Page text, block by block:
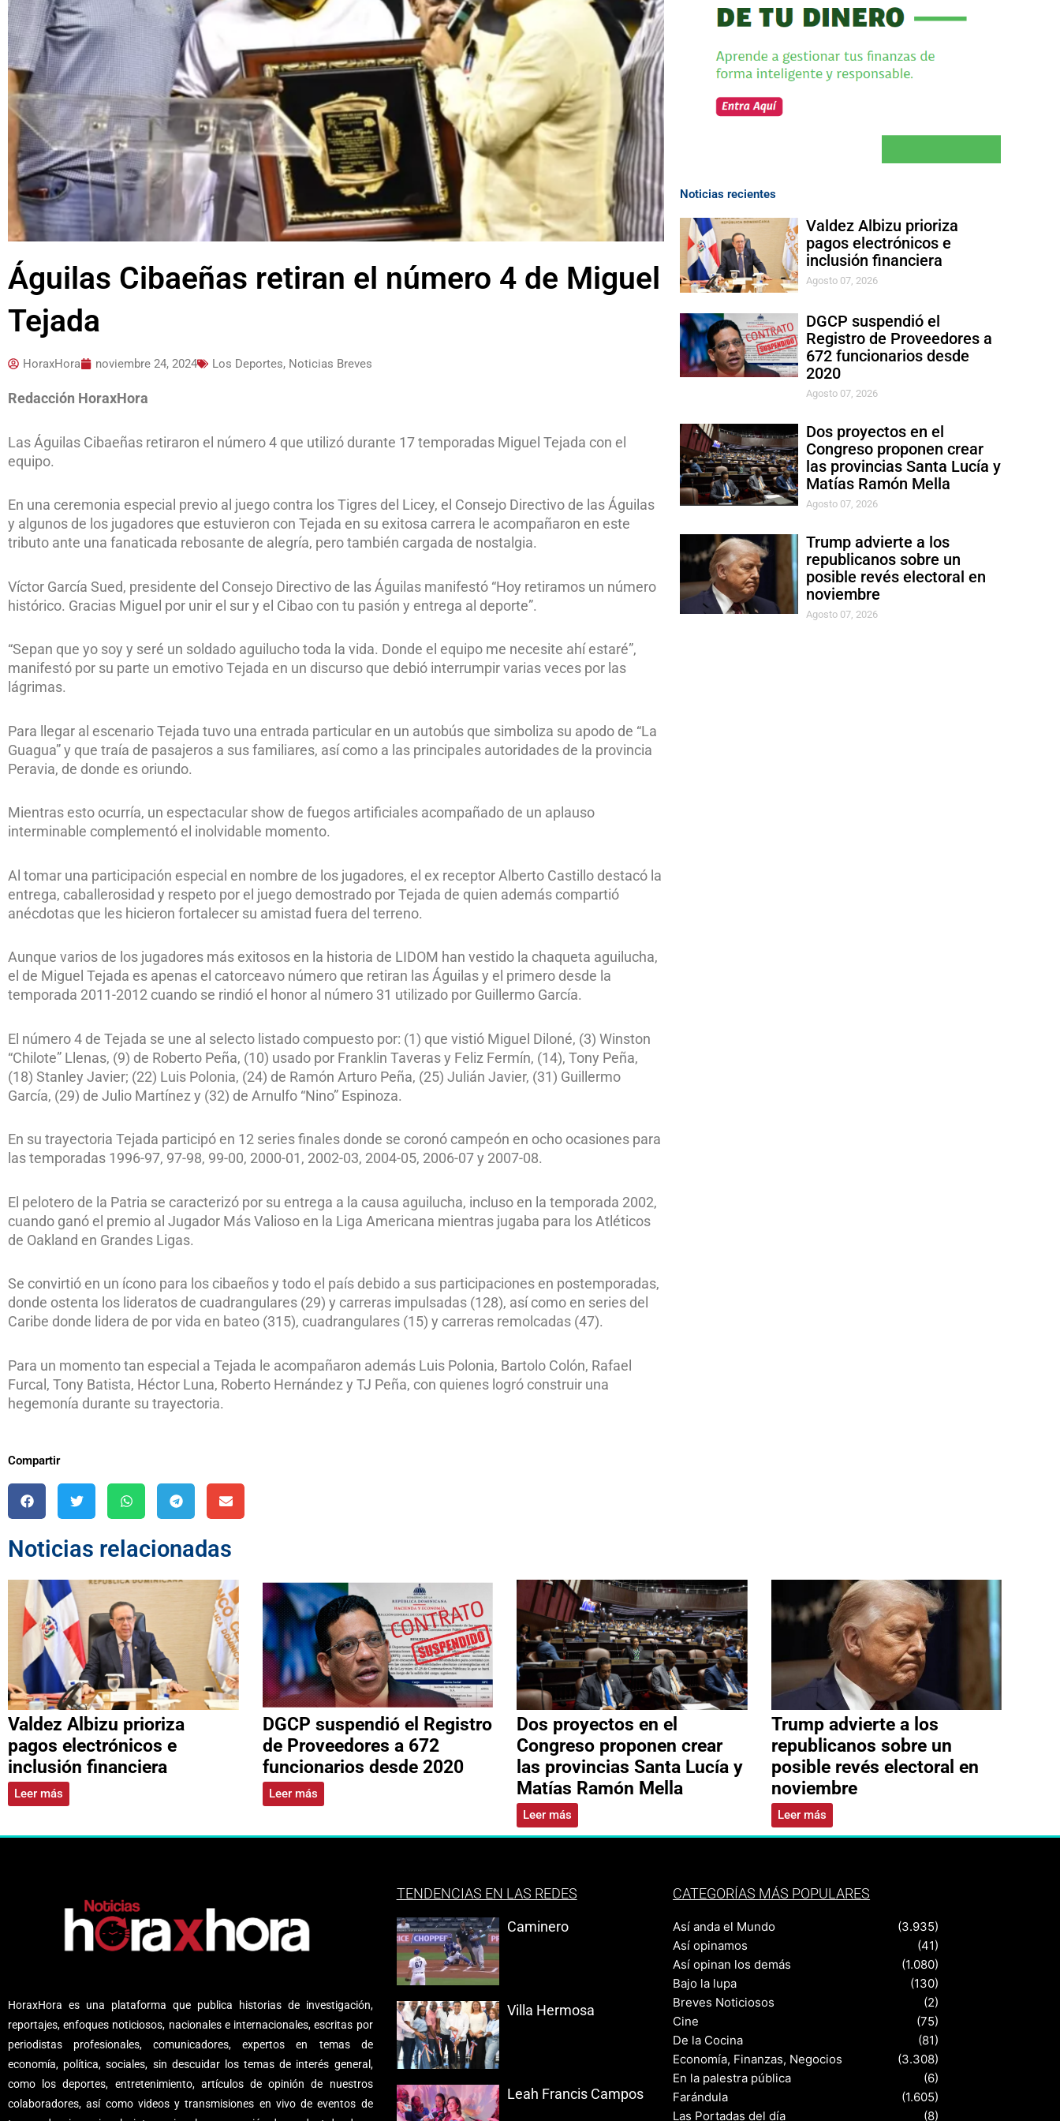
Águilas Cibaeñas retiran el número 4 de Miguel
Tejada
HoraxHora noviembre 24, 2024 Los Deportes, Noticias Breves
Redacción HoraxHora
Las Águilas Cibaeñas retiraron el número 4 que utilizó durante 17 temporadas Miguel Tejada con el
equipo.
En una ceremonia especial previo al juego contra los Tigres del Licey, el Consejo Directivo de las Águilas
y algunos de los jugadores que estuvieron con Tejada en su exitosa carrera le acompañaron en este
tributo ante una fanaticada rebosante de alegría, pero también cargada de nostalgia.
Víctor García Sued, presidente del Consejo Directivo de las Águilas manifestó “Hoy retiramos un número
histórico. Gracias Miguel por unir el sur y el Cibao con tu pasión y entrega al deporte”.
“Sepan que yo soy y seré un soldado aguilucho toda la vida. Donde el equipo me necesite ahí estaré”,
manifestó por su parte un emotivo Tejada en un discurso que debió interrumpir varias veces por las
lágrimas.
Para llegar al escenario Tejada tuvo una entrada particular en un autobús que simboliza su apodo de “La
Guagua” y que traía de pasajeros a sus familiares, así como a las principales autoridades de la provincia
Peravia, de donde es oriundo.
Mientras esto ocurría, un espectacular show de fuegos artificiales acompañado de un aplauso
interminable complementó el inolvidable momento.
Al tomar una participación especial en nombre de los jugadores, el ex receptor Alberto Castillo destacó la
entrega, caballerosidad y respeto por el juego demostrado por Tejada de quien además compartió
anécdotas que les hicieron fortalecer su amistad fuera del terreno.
Aunque varios de los jugadores más exitosos en la historia de LIDOM han vestido la chaqueta aguilucha,
el de Miguel Tejada es apenas el catorceavo número que retiran las Águilas y el primero desde la
temporada 2011-2012 cuando se rindió el honor al número 31 utilizado por Guillermo García.
El número 4 de Tejada se une al selecto listado compuesto por: (1) que vistió Miguel Diloné, (3) Winston
“Chilote” Llenas, (9) de Roberto Peña, (10) usado por Franklin Taveras y Feliz Fermín, (14), Tony Peña,
(18) Stanley Javier; (22) Luis Polonia, (24) de Ramón Arturo Peña, (25) Julián Javier, (31) Guillermo
García, (29) de Julio Martínez y (32) de Arnulfo “Nino” Espinoza.
En su trayectoria Tejada participó en 12 series finales donde se coronó campeón en ocho ocasiones para
las temporadas 1996-97, 97-98, 99-00, 2000-01, 2002-03, 2004-05, 2006-07 y 2007-08.
El pelotero de la Patria se caracterizó por su entrega a la causa aguilucha, incluso en la temporada 2002,
cuando ganó el premio al Jugador Más Valioso en la Liga Americana mientras jugaba para los Atléticos
de Oakland en Grandes Ligas.
Se convirtió en un ícono para los cibaeños y todo el país debido a sus participaciones en postemporadas,
donde ostenta los lideratos de cuadrangulares (29) y carreras impulsadas (128), así como en series del
Caribe donde lidera de por vida en bateo (315), cuadrangulares (15) y carreras remolcadas (47).
Para un momento tan especial a Tejada le acompañaron además Luis Polonia, Bartolo Colón, Rafael
Furcal, Tony Batista, Héctor Luna, Roberto Hernández y TJ Peña, con quienes logró construir una
hegemonía durante su trayectoria.
Compartir
Noticias recientes
Valdez Albizu prioriza
pagos electrónicos e
inclusión financiera
Agosto 07, 2026
DGCP suspendió el
Registro de Proveedores a
672 funcionarios desde
2020
Agosto 07, 2026
Dos proyectos en el
Congreso proponen crear
las provincias Santa Lucía y
Matías Ramón Mella
Agosto 07, 2026
Trump advierte a los
republicanos sobre un
posible revés electoral en
noviembre
Agosto 07, 2026
Noticias relacionadas
Valdez Albizu prioriza
pagos electrónicos e
inclusión financiera
Leer más
DGCP suspendió el Registro
de Proveedores a 672
funcionarios desde 2020
Leer más
Dos proyectos en el
Congreso proponen crear
las provincias Santa Lucía y
Matías Ramón Mella
Leer más
Trump advierte a los
republicanos sobre un
posible revés electoral en
noviembre
Leer más
HoraxHora es una plataforma que publica historias de investigación,
reportajes, enfoques noticiosos, nacionales e internacionales, escritas por
periodistas profesionales, comunicadores, expertos en temas de
economía, política, sociales, sin descuidar los temas de interés general,
como los deportes, entretenimiento, artículos de opinión de nuestros
colaboradores, así como videos y transmisiones en vivo de eventos de
TENDENCIAS EN LAS REDES
Caminero
Villa Hermosa
Leah Francis Campos
CATEGORÍAS MÁS POPULARES
Así anda el Mundo
(3.935)
Así opinamos
(41)
Así opinan los demás
(1.080)
Bajo la lupa
(130)
Breves Noticiosos
(2)
Cine
(75)
De la Cocina
(81)
Economía, Finanzas, Negocios
(3.308)
En la palestra pública
(6)
Farándula
(1.605)
Las Portadas del día
(8)